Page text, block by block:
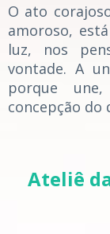
O ato
amoroso,
luz, nos
vontade. A
porque
concepção do
Ateliê